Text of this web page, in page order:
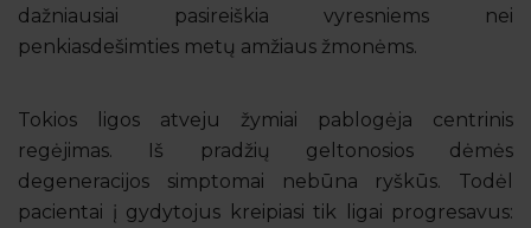
dažniausiai pasireiškia vyresniems nei
penkiasdešimties metų amžiaus žmonėms.
Tokios ligos atveju žymiai pablogėja centrinis
regėjimas. Iš pradžių geltonosios dėmės
degeneracijos simptomai nebūna ryškūs. Todėl
pacientai į gydytojus kreipiasi tik ligai progresavus: